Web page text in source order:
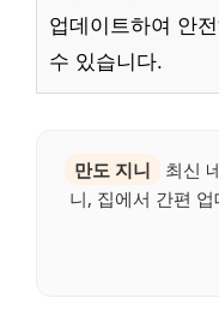
업데이트하여 안
수 있습니다.
만도 지니
최신
니, 집에서 간편